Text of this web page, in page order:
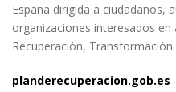
España dirigida a ciudadanos,
organizaciones interesados
Recuperación, Transformación
planderecuperacion.gob.es